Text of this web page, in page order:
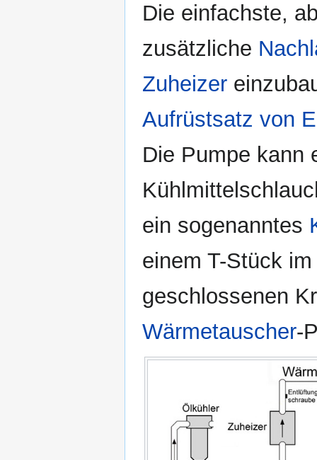
Die einfachste,
zusätzliche
Zuheizer
Aufrüstsatz von
Die Pumpe kann
ein sogenanntes
einem T-Stück
geschlossenen
Wärmetauscher-